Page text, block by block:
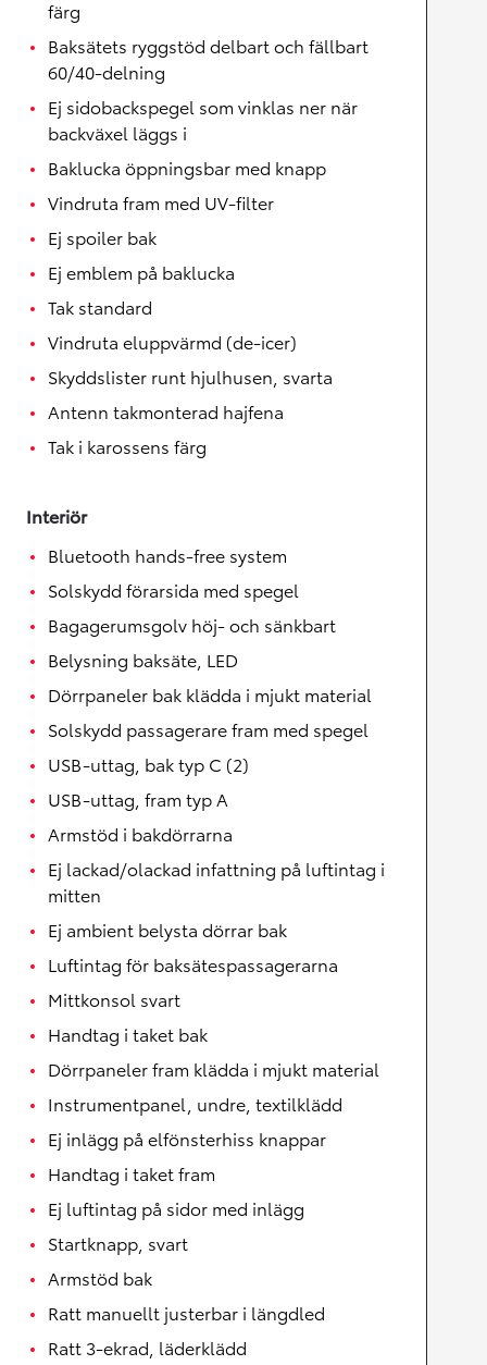
färg
Baksätets ryggstöd delbart och fällbart
60/40-delning
Ej sidobackspegel som vinklas ner när
backväxel läggs i
Baklucka öppningsbar med knapp
Vindruta fram med UV-filter
Ej spoiler bak
Ej emblem på baklucka
Tak standard
Vindruta eluppvärmd (de-icer)
Skyddslister runt hjulhusen, svarta
Antenn takmonterad hajfena
Tak i karossens färg
Interiör
Bluetooth hands-free system
Solskydd förarsida med spegel
Bagagerumsgolv höj- och sänkbart
Belysning baksäte, LED
Dörrpaneler bak klädda i mjukt material
Solskydd passagerare fram med spegel
USB-uttag, bak typ C (2)
USB-uttag, fram typ A
Armstöd i bakdörrarna
Ej lackad/olackad infattning på luftintag i
mitten
Ej ambient belysta dörrar bak
Luftintag för baksätespassagerarna
Mittkonsol svart
Handtag i taket bak
Dörrpaneler fram klädda i mjukt material
Instrumentpanel, undre, textilklädd
Ej inlägg på elfönsterhiss knappar
Handtag i taket fram
Ej luftintag på sidor med inlägg
Startknapp, svart
Armstöd bak
Ratt manuellt justerbar i längdled
Ratt 3-ekrad, läderklädd